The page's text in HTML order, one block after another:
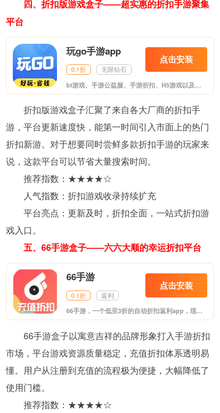
四、折扣版游戏盒子——超实惠的折扣手游聚集
平台
玩go手游app
0.1折 无限钻石
点击安装
bt游戏、手游公益服、手游折扣、H5游戏以及单机破解游戏免费下载、更有海量游戏礼包领不停。
折扣版游戏盒子汇聚了来自各大厂商的折扣手
游，平台更新速度快，能第一时间引入市面上的热门
折扣新游。对于想要同时尝鲜多款折扣手游的玩家来
说，这款平台可以节省大量搜索时间。
推荐指数：★★★★☆
人气指数：折扣游戏收录持续扩充
平台亮点：更新及时，折扣全面，一站式折扣游
戏入口。
五、66手游盒子——六六大顺的幸运折扣平台
66手游​
0.1折 返利
点击安装
66手游​，一个低至3折的自动折扣返利app，现已经和少年三国志、航海王启航、口袋妖怪复刻、口袋妖怪新世代、女神联盟2、问道等精品手游深度合作，充值极速到账，折扣低到不敢信!提供新游开服表信息、手游礼包免费领取、手游首充号其他用户福利，动作冒险、赛车竞技、模拟养成、网络游戏等热门手游， 66手游平台涵盖卡牌回合、角色扮演、策略等多种类型的优质游戏，并为玩家在手游充值提供优惠的价格服务。
66手游盒子以寓意吉祥的品牌形象打入手游折扣
市场，平台游戏资源质量稳定，充值折扣体系透明易
懂。用户从注册到充值的流程极为便捷，大幅降低了
使用门槛。
推荐指数：★★★★☆